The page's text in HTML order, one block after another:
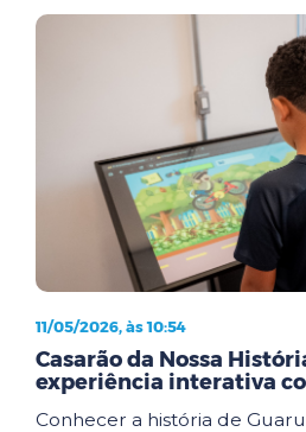
11/05/2026, às 10:54
Casarão da Nossa
experiência interativa
Conhecer a história de